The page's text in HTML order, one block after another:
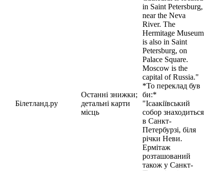
Білетланд.ру
Останні знижки;
детальні карти
місць
in Saint Petersburg,
near the Neva
River. The
Hermitage Museum
is also in Saint
Petersburg, on
Palace Square.
Moscow is the
capital of Russia."
*То переклад був
би:*
"Ісаакіївський
собор знаходиться
в Санкт-
Петербурзі, біля
річки Неви.
Ермітаж
розташований
також у Санкт-